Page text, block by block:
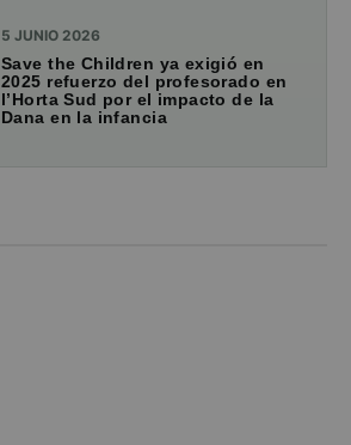
5 JUNIO 2026
Save the Children ya exigió en
2025 refuerzo del profesorado en
l’Horta Sud por el impacto de la
Dana en la infancia